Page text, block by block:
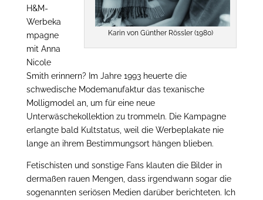
Karin von Günther Rössler (1980)
H&M-
Werbeka
mpagne
mit Anna
Nicole
Smith erinnern? Im Jahre 1993 heuerte die
schwedische Modemanufaktur das texanische
Molligmodel an, um für eine neue
Unterwäschekollektion zu trommeln. Die Kampagne
erlangte bald Kultstatus, weil die Werbeplakate nie
lange an ihrem Bestimmungsort hängen blieben.
Fetischisten und sonstige Fans klauten die Bilder in
dermaßen rauen Mengen, dass irgendwann sogar die
sogenannten seriösen Medien darüber berichteten. Ich